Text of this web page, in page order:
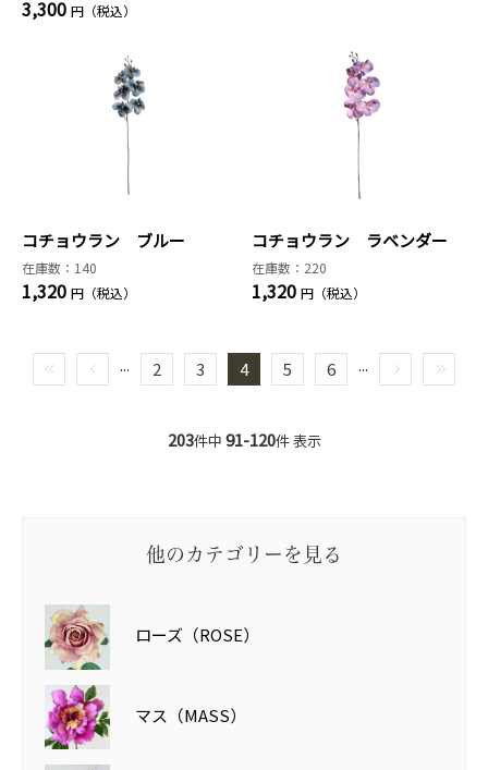
3,300 円（税込）
コチョウラン ブルー
在庫数：140
1,320 円（税込）
コチョウラン ラベンダー
在庫数：220
1,320 円（税込）
... 2 3 4 5 6 ...
203件中 91-120件 表示
他のカテゴリーを見る
ローズ（ROSE）
マス（MASS）